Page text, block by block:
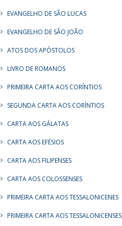
EVANGELHO DE SÃO LUCAS
EVANGELHO DE SÃO JOÃO
ATOS DOS APÓSTOLOS
LIVRO DE ROMANOS
PRIMEIRA CARTA AOS CORÍNTIOS
SEGUNDA CARTA AOS CORÍNTIOS
CARTA AOS GÁLATAS
CARTA AOS EFÉSIOS
CARTA AOS FILIPENSES
CARTA AOS COLOSSENSES
PRIMEIRA CARTA AOS TESSALONICENES
PRIMEIRA CARTA AOS TESSALONICENSES